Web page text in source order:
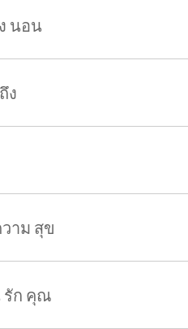
นอน
ง
าม สุข
รัก คุณ